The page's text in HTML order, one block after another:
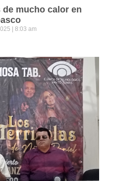
de mucho calor en
8:03 am